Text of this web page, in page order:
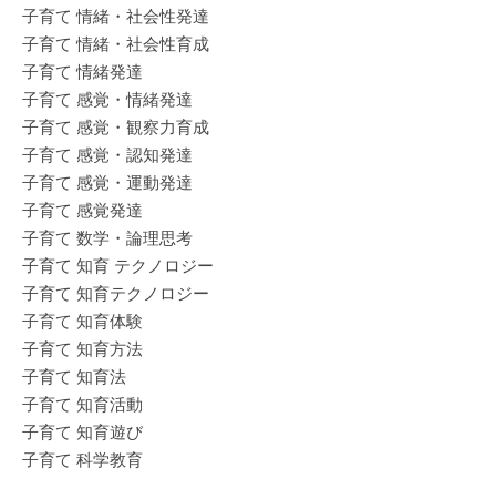
子育て 情緒・社会性発達
子育て 情緒・社会性育成
子育て 情緒発達
子育て 感覚・情緒発達
子育て 感覚・観察力育成
子育て 感覚・認知発達
子育て 感覚・運動発達
子育て 感覚発達
子育て 数学・論理思考
子育て 知育 テクノロジー
子育て 知育テクノロジー
子育て 知育体験
子育て 知育方法
子育て 知育法
子育て 知育活動
子育て 知育遊び
子育て 科学教育